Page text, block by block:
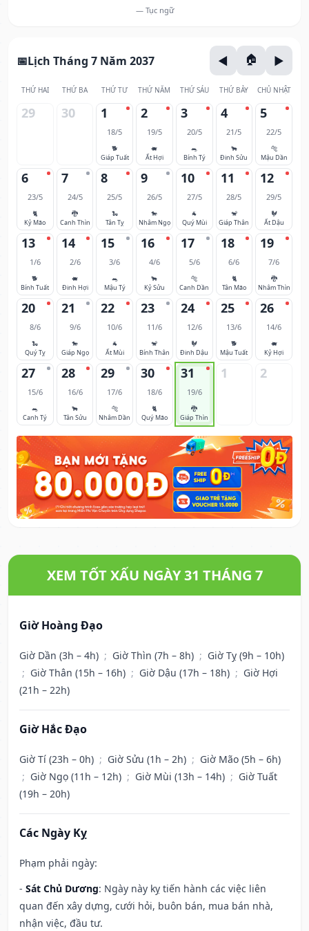
— Tục ngữ
Lịch Tháng 7 Năm 2037
THỨ HAI THỨ BA THỨ TƯ THỨ NĂM THỨ SÁU THỨ BẢY CHỦ NHẬT
29 30 1
18/5
🐕
Giáp Tuất
2
19/5
🐖
Ất Hợi
3
20/5
🐀
Bính Tý
4
21/5
🐂
Đinh Sửu
5
22/5
🐅
Mậu Dần
6
23/5
🐈
Kỷ Mão
7
24/5
🐉
Canh Thìn
8
25/5
🐍
Tân Tỵ
9
26/5
🐎
Nhâm Ngọ
10
27/5
🐐
Quý Mùi
11
28/5
🐒
Giáp Thân
12
29/5
🐓
Ất Dậu
13
1/6
🐕
Bính Tuất
14
2/6
🐖
Đinh Hợi
15
3/6
🐀
Mậu Tý
16
4/6
🐂
Kỷ Sửu
17
5/6
🐅
Canh Dần
18
6/6
🐈
Tân Mão
19
7/6
🐉
Nhâm Thìn
20
8/6
🐍
Quý Tỵ
21
9/6
🐎
Giáp Ngọ
22
10/6
🐐
Ất Mùi
23
11/6
🐒
Bính Thân
24
12/6
🐓
Đinh Dậu
25
13/6
🐕
Mậu Tuất
26
14/6
🐖
Kỷ Hợi
27
15/6
🐀
Canh Tý
28
16/6
🐂
Tân Sửu
29
17/6
🐅
Nhâm Dần
30
18/6
🐈
Quý Mão
31
19/6
🐉
Giáp Thìn
1 2
XEM TỐT XẤU NGÀY 31 THÁNG 7
Giờ Hoàng Đạo
Giờ Dần (3h – 4h) ; Giờ Thìn (7h – 8h) ; Giờ Tỵ (9h – 10h)
; Giờ Thân (15h – 16h) ; Giờ Dậu (17h – 18h) ; Giờ Hợi
(21h – 22h)
Giờ Hắc Đạo
Giờ Tí (23h – 0h) ; Giờ Sửu (1h – 2h) ; Giờ Mão (5h – 6h)
; Giờ Ngọ (11h – 12h) ; Giờ Mùi (13h – 14h) ; Giờ Tuất
(19h – 20h)
Các Ngày Kỵ
Phạm phải ngày:
- Sát Chủ Dương: Ngày này kỵ tiến hành các việc liên
quan đến xây dựng, cưới hỏi, buôn bán, mua bán nhà,
nhận việc, đầu tư.